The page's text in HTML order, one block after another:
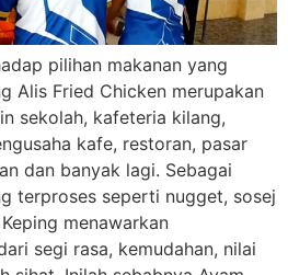
pilihan makanan yang
Alis Fried Chicken merupakan
sekolah, kafeteria kilang,
kafe, restoran, pasar
dan banyak lagi. Sebagai
terproses seperti nugget, sosej
menawarkan
segi rasa, kemudahan, nilai